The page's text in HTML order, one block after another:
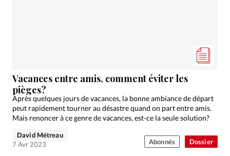
Devise:
RUBRIQUES
Tous les articles
Actualité chrétienne
Actualité internationale
Dossier
Génération réveil
Monde
Dossier
Vacances entre amis, comment éviter les
pièges?
Après quelques jours de vacances, la bonne ambiance de départ
peut rapidement tourner au désastre quand on part entre amis.
Mais renoncer à ce genre de vacances, est-ce la seule solution?
David Métreau
7 Avr 2023
Abonnés